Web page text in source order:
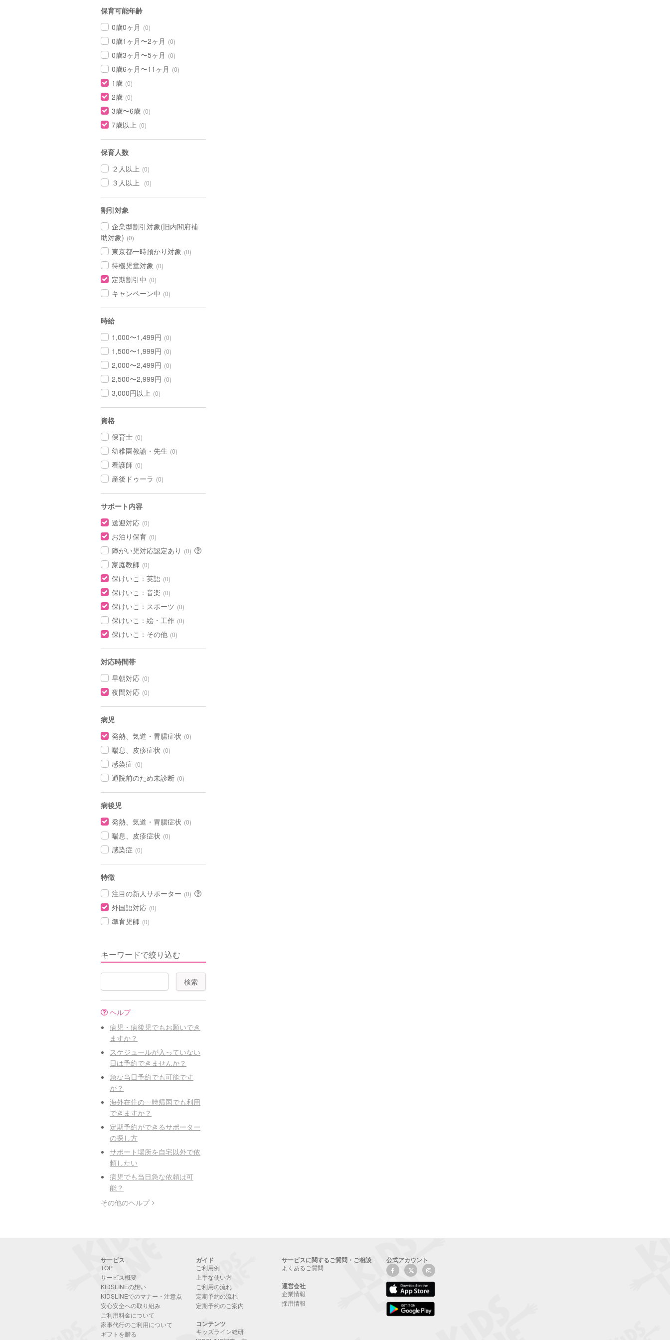
保育可能年齢
0歳0ヶ月 (0)
0歳1ヶ月〜2ヶ月 (0)
0歳3ヶ月〜5ヶ月 (0)
0歳6ヶ月〜11ヶ月 (0)
1歳 (0)
2歳 (0)
3歳〜6歳 (0)
7歳以上 (0)
保育人数
２人以上 (0)
３人以上 (0)
割引対象
企業型割引対象(旧内閣府補
助対象) (0)
東京都一時預かり対象 (0)
待機児童対象 (0)
定期割引中 (0)
キャンペーン中 (0)
時給
1,000〜1,499円 (0)
1,500〜1,999円 (0)
2,000〜2,499円 (0)
2,500〜2,999円 (0)
3,000円以上 (0)
資格
保育士 (0)
幼稚園教諭・先生 (0)
看護師 (0)
産後ドゥーラ (0)
サポート内容
送迎対応 (0)
お泊り保育 (0)
障がい児対応認定あり (0)
家庭教師 (0)
保けいこ：英語 (0)
保けいこ：音楽 (0)
保けいこ：スポーツ (0)
保けいこ：絵・工作 (0)
保けいこ：その他 (0)
対応時間帯
早朝対応 (0)
夜間対応 (0)
病児
発熱、気道・胃腸症状 (0)
喘息、皮疹症状 (0)
感染症 (0)
通院前のため未診断 (0)
病後児
発熱、気道・胃腸症状 (0)
喘息、皮疹症状 (0)
感染症 (0)
特徴
注目の新人サポーター (0)
外国語対応 (0)
準育児師 (0)
キーワードで絞り込む
ヘルプ
病児・病後児でもお願いでき
ますか？
スケジュールが入っていない
日は予約できませんか？
急な当日予約でも可能です
か？
海外在住の一時帰国でも利用
できますか？
定期予約ができるサポーター
の探し方
サポート場所を自宅以外で依
頼したい
病児でも当日急な依頼は可
能？
その他のヘルプ
サービス
TOP
サービス概要
KIDSLINEの想い
KIDSLINEでのマナー・注意点
安心安全への取り組み
ご利用料金について
家事代行のご利用について
ギフトを贈る
ガイド
ご利用例
上手な使い方
ご利用の流れ
定期予約の流れ
定期予約のご案内
コンテンツ
キッズライン総研
サービスに関するご質問・ご相談
よくあるご質問
運営会社
企業情報
採用情報
公式アカウント